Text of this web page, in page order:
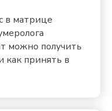
в матрице
можно получить
как принять в